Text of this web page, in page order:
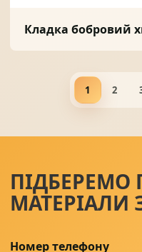
Кладка бобровий
1 2
ПІДБЕРЕМО
Номер телефону